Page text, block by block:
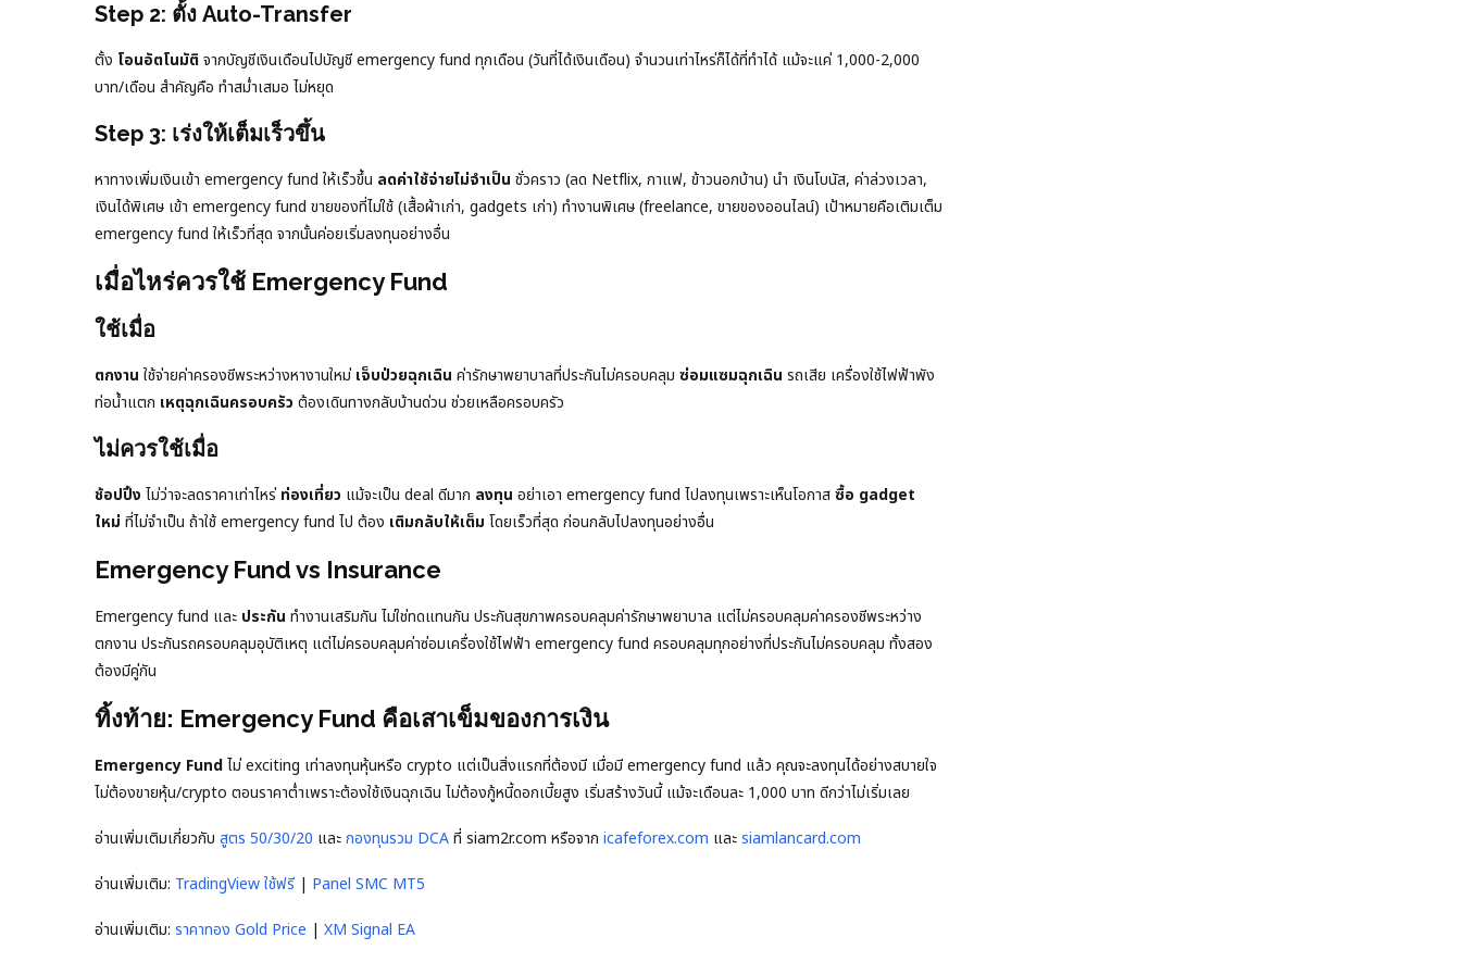
Step 2: ตั้ง Auto-Transfer
ตั้ง โอนอัตโนมัติ จากบัญชีเงินเดือนไปบัญชี emergency fund ทุกเดือน (วันที่ได้เงินเดือน) จำนวนเท่าไหร่ก็ได้ที่ทำได้ แม้จะแค่ 1,000-2,000
บาท/เดือน สำคัญคือ ทำสม่ำเสมอ ไม่หยุด
Step 3: เร่งให้เต็มเร็วขึ้น
หาทางเพิ่มเงินเข้า emergency fund ให้เร็วขึ้น ลดค่าใช้จ่ายไม่จำเป็น ชั่วคราว (ลด Netflix, กาแฟ, ข้าวนอกบ้าน) นำ เงินโบนัส, ค่าล่วงเวลา,
เงินได้พิเศษ เข้า emergency fund ขายของที่ไม่ใช้ (เสื้อผ้าเก่า, gadgets เก่า) ทำงานพิเศษ (freelance, ขายของออนไลน์) เป้าหมายคือเติมเต็ม
emergency fund ให้เร็วที่สุด จากนั้นค่อยเริ่มลงทุนอย่างอื่น
เมื่อไหร่ควรใช้ Emergency Fund
ใช้เมื่อ
ตกงานใช้จ่ายค่าครองชีพระหว่างหางานใหม่ เจ็บป่วยฉุกเฉิน ค่ารักษาพยาบาลที่ประกันไม่ครอบคลุม ซ่อมแซมฉุกเฉิน รถเสีย เครื่องใช้ไฟฟ้าพัง
ท่อน้ำแตก เหตุฉุกเฉินครอบครัว ต้องเดินทางกลับบ้านด่วน ช่วยเหลือครอบครัว
ไม่ควรใช้เมื่อ
ช้อปปิ้ง ไม่ว่าจะลดราคาเท่าไหร่ ท่องเที่ยว แม้จะเป็น deal ดีมาก ลงทุน อย่าเอา emergency fund ไปลงทุนเพราะเห็นโอกาสซื้อ gadget
ใหม่ ที่ไม่จำเป็น ถ้าใช้ emergency fund ไป ต้อง เติมกลับให้เต็ม โดยเร็วที่สุด ก่อนกลับไปลงทุนอย่างอื่น
Emergency Fund vs Insurance
Emergency fund และ ประกัน ทำงานเสริมกัน ไม่ใช่ทดแทนกัน ประกันสุขภาพครอบคลุมค่ารักษาพยาบาล แต่ไม่ครอบคลุมค่าครองชีพระหว่าง
ตกงาน ประกันรถครอบคลุมอุบัติเหตุ แต่ไม่ครอบคลุมค่าซ่อมเครื่องใช้ไฟฟ้า emergency fund ครอบคลุมทุกอย่างที่ประกันไม่ครอบคลุม ทั้งสอง
ต้องมีคู่กัน
ทิ้งท้าย: Emergency Fund คือเสาเข็มของการเงิน
Emergency Fundไม่ exciting เท่าลงทุนหุ้นหรือ crypto แต่เป็นสิ่งแรกที่ต้องมี เมื่อมี emergency fund แล้ว คุณจะลงทุนได้อย่างสบายใจ
ไม่ต้องขายหุ้น/crypto ตอนราคาต่ำเพราะต้องใช้เงินฉุกเฉิน ไม่ต้องกู้หนี้ดอกเบี้ยสูง เริ่มสร้างวันนี้ แม้จะเดือนละ 1,000 บาท ดีกว่าไม่เริ่มเลย
อ่านเพิ่มเติมเกี่ยวกับ สูตร 50/30/20 และกองทุนรวม DCAที่ siam2r.com หรือจาก icafeforex.com และsiamlancard.com
อ่านเพิ่มเติม: TradingView ใช้ฟรี | Panel SMC MT5
อ่านเพิ่มเติม: ราคาทอง Gold Price | XM Signal EA